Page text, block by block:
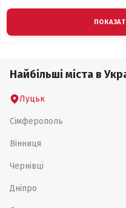
Найбільші міста в
Луцьк
Сімферополь
Вінниця
Чернівці
Дніпро